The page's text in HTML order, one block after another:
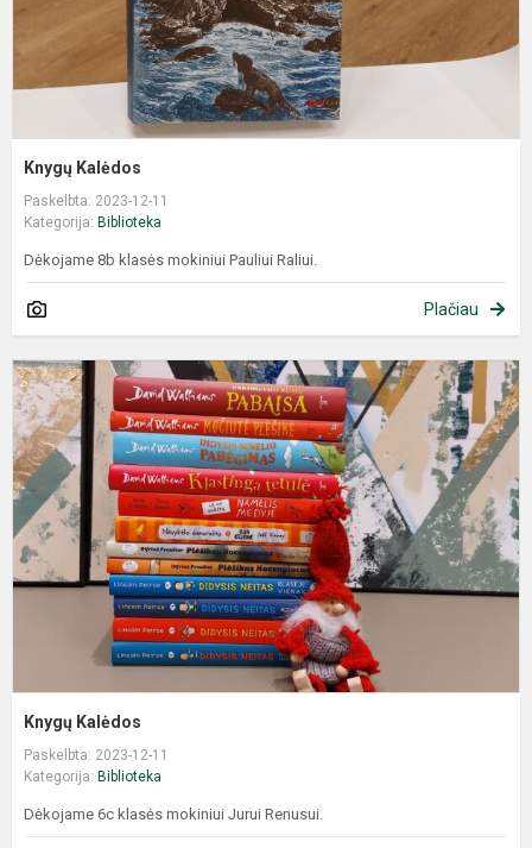
Knygų Kalėdos
Paskelbta: 2023-12-11
Kategorija: Biblioteka
Dėkojame 8b klasės mokiniui Pauliui Raliui.
Plačiau
Knygų Kalėdos
Paskelbta: 2023-12-11
Kategorija: Biblioteka
Dėkojame 6c klasės mokiniui Jurui Renusui.